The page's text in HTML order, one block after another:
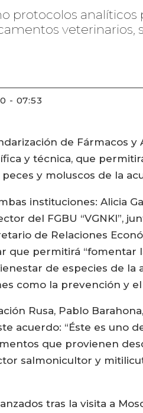
protocolos
veterinarios,
- 07:53
de Fármacos y
y técnica, que
y moluscos de la
instituciones: Alicia
del FGBU “VGNKI”,
de Relaciones
que permitirá “fomentar
de especies de la
como la prevención y
Rusa, Pablo
acuerdo: “Éste es uno
que provienen
salmonicultor y
tras la visita a